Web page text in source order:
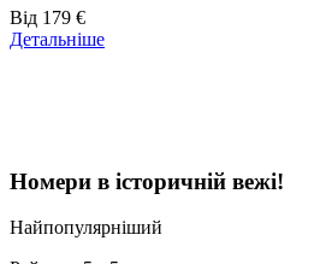
Ціни
від
Від 179 €
Детальніше
Номери в історичній вежі!
Найпопулярніший